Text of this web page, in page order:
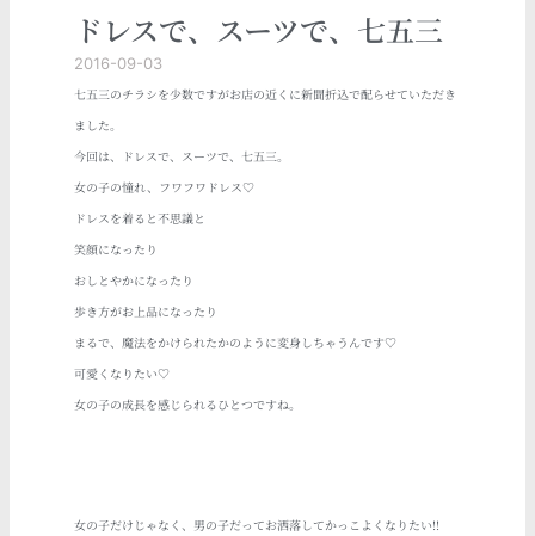
ドレスで、スーツで、七五三
2016-09-03
七五三のチラシを少数ですがお店の近くに新聞折込で配らせていただき
ました。
今回は、ドレスで、スーツで、七五三。
女の子の憧れ、フワフワドレス♡
ドレスを着ると不思議と
笑顔になったり
おしとやかになったり
歩き方がお上品になったり
まるで、魔法をかけられたかのように変身しちゃうんです♡
可愛くなりたい♡
女の子の成長を感じられるひとつですね。
女の子だけじゃなく、男の子だってお洒落してかっこよくなりたい!!